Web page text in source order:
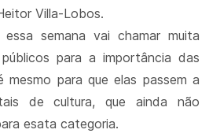
Villa-Lobos.
semana vai chamar muita
para a importância das
mesmo para que elas passem a
de cultura, que ainda não
esata categoria.